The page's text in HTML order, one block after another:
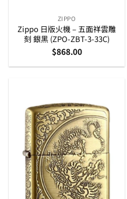
ZIPPO
Zippo 日版火機 – 五面祥雲雕
刻 銀黑 (ZPO-ZBT-3-33C)
$868.00